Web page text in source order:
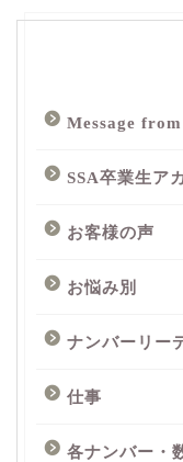
Message
SSA卒業生ア
お客様の声
お悩み別
ナンバーリー
仕事
各ナンバー・